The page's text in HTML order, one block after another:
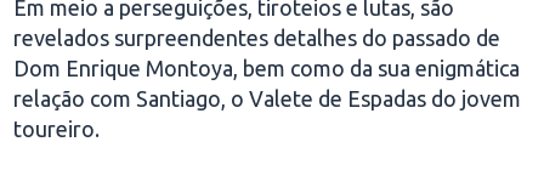
Em meio a perseguições, tiroteios e lutas, são
revelados surpreendentes detalhes do passado de
Dom Enrique Montoya, bem como da sua enigmática
relação com Santiago, o Valete de Espadas do jovem
toureiro.